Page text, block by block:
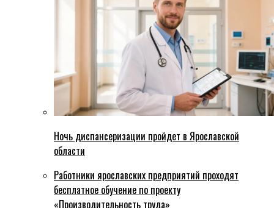
Ночь диспансеризации пройдет в Ярославской
области
Работники ярославских предприятий проходят
бесплатное обучение по проекту
«Производительность труда»